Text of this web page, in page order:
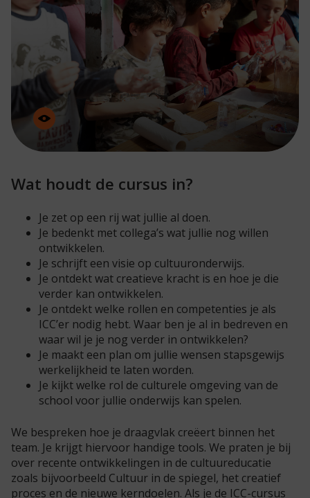
Wat houdt de cursus in?
Je zet op een rij wat jullie al doen.
Je bedenkt met collega’s wat jullie nog willen
ontwikkelen.
Je schrijft een visie op cultuuronderwijs.
Je ontdekt wat creatieve kracht is en hoe je die
verder kan ontwikkelen.
Je ontdekt welke rollen en competenties je als
ICC’er nodig hebt. Waar ben je al in bedreven en
waar wil je je nog verder in ontwikkelen?
Je maakt een plan om jullie wensen stapsgewijs
werkelijkheid te laten worden.
Je kijkt welke rol de culturele omgeving van de
school voor jullie onderwijs kan spelen.
We bespreken hoe je draagvlak creëert binnen het
team. Je krijgt hiervoor handige tools. We praten je bij
over recente ontwikkelingen in de cultuureducatie
zoals bijvoorbeeld Cultuur in de spiegel, het creatief
proces en de nieuwe kerndoelen. Als je de ICC-cursus